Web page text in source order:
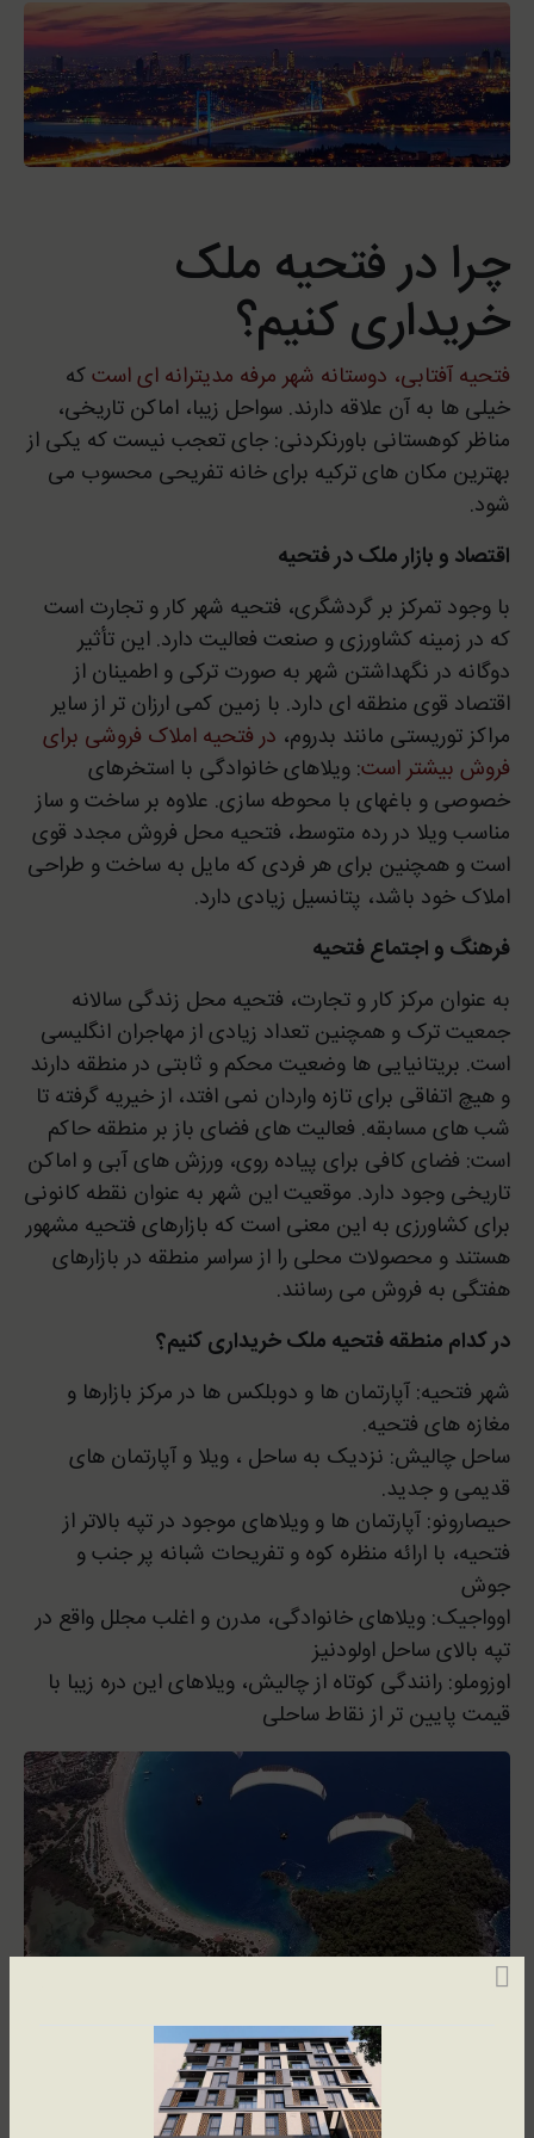
چرا در فتحیه ملک
خریداری کنیم؟
فتحیه آفتابی، دوستانه شهر مرفه مدیترانه ای استکه
خیلی ها به آن علاقه دارند. سواحل زیبا، اماکن تاریخی،
مناظر کوهستانی باورنکردنی: جای تعجب نیست که یکی از
بهترین مکان های ترکیه برای خانه تفریحی محسوب می
شود.
اقتصاد و بازار ملک در فتحیه
با وجود تمرکز بر گردشگری، فتحیه شهر کار و تجارت است
که در زمینه کشاورزی و صنعت فعالیت دارد. این تأثیر
دوگانه در نگهداشتن شهر به صورت ترکی و اطمینان از
اقتصاد قوی منطقه ای دارد. با زمین کمی ارزان تر از سایر
مراکز توریستی مانند بدروم، در فتحیه املاک فروشی برای
فروش بیشتر است: ویلاهای خانوادگی با استخرهای
خصوصی و باغهای با محوطه سازی. علاوه بر ساخت و ساز
مناسب ویلا در رده متوسط، فتحیه محل فروش مجدد قوی
است و همچنین برای هر فردی که مایل به ساخت و طراحی
املاک خود باشد، پتانسیل زیادی دارد.
فرهنگ و اجتماع فتحیه
به عنوان مرکز کار و تجارت، فتحیه محل زندگی سالانه
جمعیت ترک و همچنین تعداد زیادی از مهاجران انگلیسی
است. بریتانیایی ها وضعیت محکم و ثابتی در منطقه دارند
و هیچ اتفاقی برای تازه واردان نمی افتد، از خیریه گرفته تا
شب های مسابقه. فعالیت های فضای باز بر منطقه حاکم
است: فضای کافی برای پیاده روی، ورزش های آبی و اماکن
تاریخی وجود دارد. موقعیت این شهر به عنوان نقطه کانونی
برای کشاورزی به این معنی است که بازارهای فتحیه مشهور
هستند و محصولات محلی را از سراسر منطقه در بازارهای
هفتگی به فروش می رسانند.
در کدام منطقه فتحیه ملک خریداری کنیم؟
شهر فتحیه: آپارتمان ها و دوبلکس ها در مرکز بازارها و
مغازه های فتحیه.
ساحل چالیش: نزدیک به ساحل ، ویلا و آپارتمان های
قدیمی و جدید.
حیصارونو: آپارتمان ها و ویلاهای موجود در تپه بالاتر از
فتحیه، با ارائه منظره کوه و تفریحات شبانه پر جنب و
جوش
اوواجیک: ویلاهای خانوادگی، مدرن و اغلب مجلل واقع در
تپه بالای ساحل اولودنیز
اوزوملو: رانندگی کوتاه از چالیش، ویلاهای این دره زیبا با
قیمت پایین تر از نقاط ساحلی
چرا در بدروم ملک